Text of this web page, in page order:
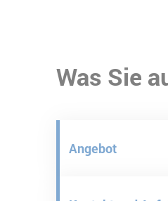
Was Sie
Angebot